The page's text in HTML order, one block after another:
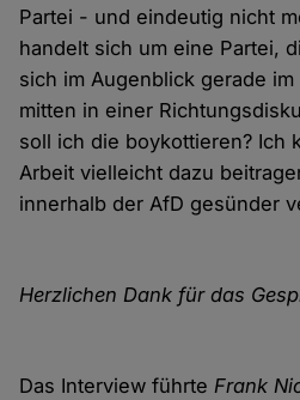
Partei - und eindeutig nicht
handelt sich um eine Partei,
sich im Augenblick gerade
mitten in einer
soll ich die boykottieren? Ich
Arbeit vielleicht dazu
innerhalb der AfD gesünder
Herzlichen Dank für das
Das Interview führteFrank